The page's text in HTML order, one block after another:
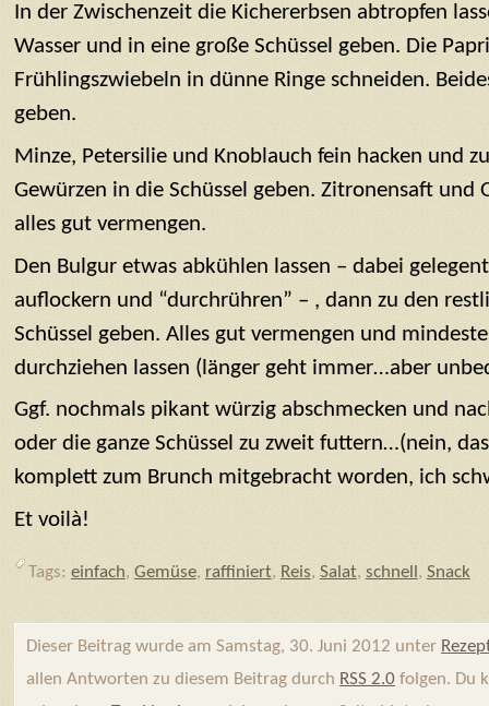
In der Zwischenzeit die Kichererbsen abtropfen
Wasser und in eine große Schüssel geben. Die
Frühlingszwiebeln in dünne Ringe schneiden.
geben.
Minze, Petersilie und Knoblauch fein hacken und
Gewürzen in die Schüssel geben. Zitronensaft und
alles gut vermengen.
Den Bulgur etwas abkühlen lassen – dabei
auflockern und “durchrühren” – , dann zu den
Schüssel geben. Alles gut vermengen und
durchziehen lassen (länger geht immer…aber
Ggf. nochmals pikant würzig abschmecken und
oder die ganze Schüssel zu zweit futtern…(nein,
komplett zum Brunch mitgebracht worden, ich
Et voilà!
Tags: einfach, Gemüse, raffiniert, Reis, Salat, schnell , Snack
Dieser Beitrag wurde am Samstag, 30. Juni 2012 unter
allen Antworten zu diesem Beitrag durch RSS 2.0 folgen. Du